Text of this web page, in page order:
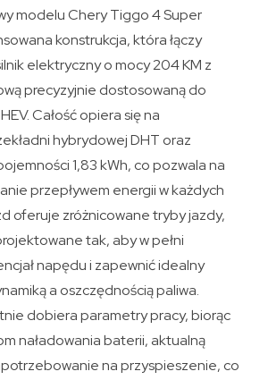
modelu Chery Tiggo 4 Super
konstrukcja, która łączy
elektryczny o mocy 204 KM z
precyzyjnie dostosowaną do
Całość opiera się na
hybrydowej DHT oraz
1,83 kWh, co pozwala na
przepływem energii w każdych
oferuje zróżnicowane tryby jazdy,
tak, aby w pełni
napędu i zapewnić idealny
a oszczędnością paliwa.
dobiera parametry pracy, biorąc
naładowania baterii, aktualną
na przyspieszenie, co